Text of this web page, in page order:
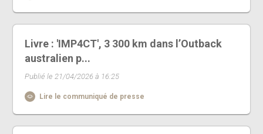
Livre : 'IMP4CT', 3 300 km dans l’Outback
australien p...
Publié le 21/04/2026 à 16:25
Lire le communiqué de presse